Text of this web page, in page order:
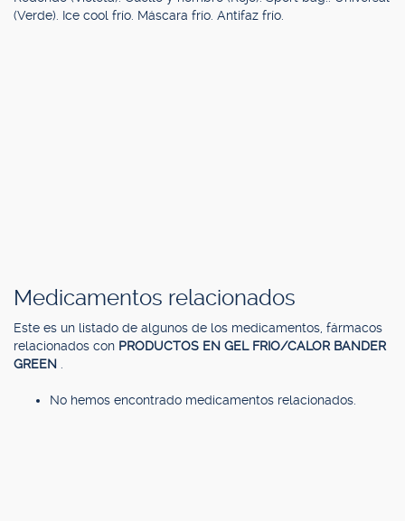
(Verde). Ice cool frío. Máscara frío. Antifaz frío.
Medicamentos relacionados
Este es un listado de algunos de los medicamentos, fármacos
relacionados con PRODUCTOS EN GEL FRIO/CALOR BANDER
GREEN
No hemos encontrado medicamentos relacionados.